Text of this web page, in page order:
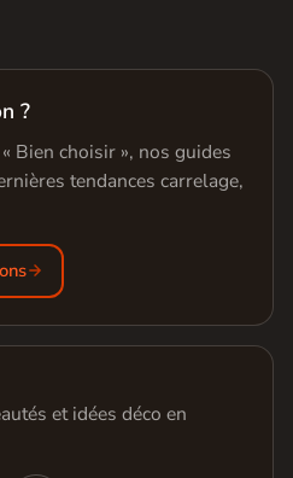
?
Bien choisir », nos guides
tendances carrelage,
et idées déco en